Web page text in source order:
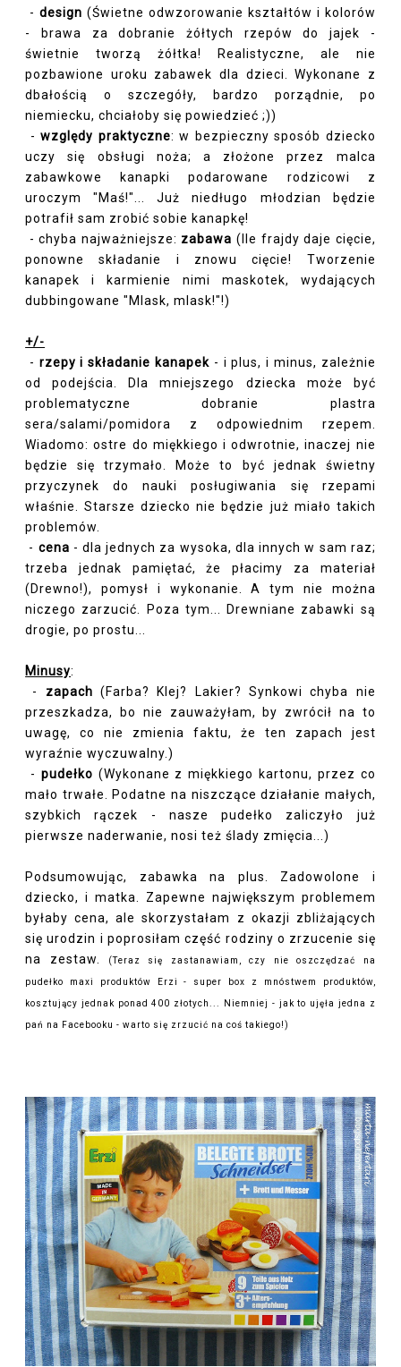
- design (Świetne odwzorowanie kształtów i kolorów
- brawa za dobranie żółtych rzepów do jajek -
świetnie tworzą żółtka! Realistyczne, ale nie
pozbawione uroku zabawek dla dzieci. Wykonane z
dbałością o szczegóły, bardzo porządnie, po
niemiecku, chciałoby się powiedzieć ;))
-względy praktyczne: w bezpieczny sposób dziecko
uczy się obsługi noża; a złożone przez malca
zabawkowe kanapki podarowane rodzicowi z
uroczym "Maś!"... Już niedługo młodzian będzie
potrafił sam zrobić sobie kanapkę!
- chyba najważniejsze: zabawa (Ile frajdy daje cięcie,
ponowne składanie i znowu cięcie! Tworzenie
kanapek i karmienie nimi maskotek, wydających
dubbingowane "Mlask, mlask!"!)
+/-
- rzepy i składanie kanapek - i plus, i minus, zależnie
od podejścia. Dla mniejszego dziecka może być
problematyczne dobranie plastra
sera/salami/pomidora z odpowiednim rzepem.
Wiadomo: ostre do miękkiego i odwrotnie, inaczej nie
będzie się trzymało. Może to być jednak świetny
przyczynek do nauki posługiwania się rzepami
właśnie. Starsze dziecko nie będzie już miało takich
problemów.
- cena - dla jednych za wysoka, dla innych w sam raz;
trzeba jednak pamiętać, że płacimy za materiał
(Drewno!), pomysł i wykonanie. A tym nie można
niczego zarzucić. Poza tym... Drewniane zabawki są
drogie, po prostu...
Minusy:
- zapach (Farba? Klej? Lakier? Synkowi chyba nie
przeszkadza, bo nie zauważyłam, by zwrócił na to
uwagę, co nie zmienia faktu, że ten zapach jest
wyraźnie wyczuwalny.)
- pudełko (Wykonane z miękkiego kartonu, przez co
mało trwałe. Podatne na niszczące działanie małych,
szybkich rączek - nasze pudełko zaliczyło już
pierwsze naderwanie, nosi też ślady zmięcia...)
Podsumowując, zabawka na plus. Zadowolone i
dziecko, i matka. Zapewne największym problemem
byłaby cena, ale skorzystałam z okazji zbliżających
się urodzin i poprosiłam część rodziny o zrzucenie się
na zestaw.
(Teraz się zastanawiam, czy nie oszczędzać na
pudełko maxi produktów Erzi - super box z mnóstwem produktów,
kosztujący jednak ponad 400 złotych... Niemniej - jak to ujęła jedna z
pań na Facebooku - warto się zrzucić na coś takiego!)